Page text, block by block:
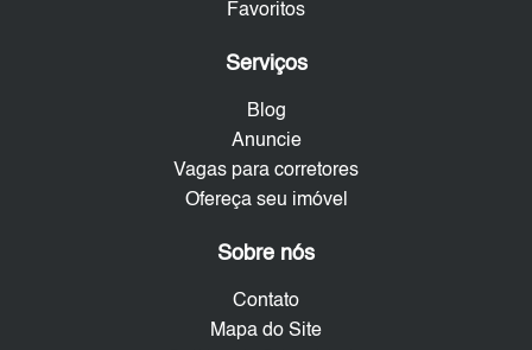
Favoritos
Serviços
Blog
Anuncie
Vagas para corretores
Ofereça seu imóvel
Sobre nós
Contato
Mapa do Site